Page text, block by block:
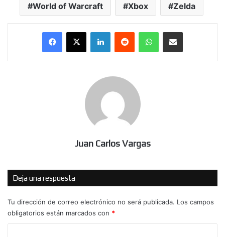
World of Warcraft Xbox Zelda
LinkedInReddit WhatsAppCompartir por correo electrónico
Juan Carlos Vargas
Deja una respuesta
Tu dirección de correo electrónico no será publicada. Los campos
obligatorios están marcados con *